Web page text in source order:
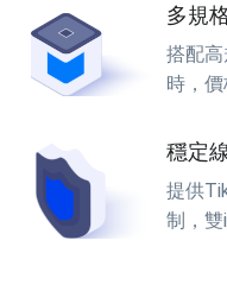
多規
搭配
時，
穩定
提供
制，